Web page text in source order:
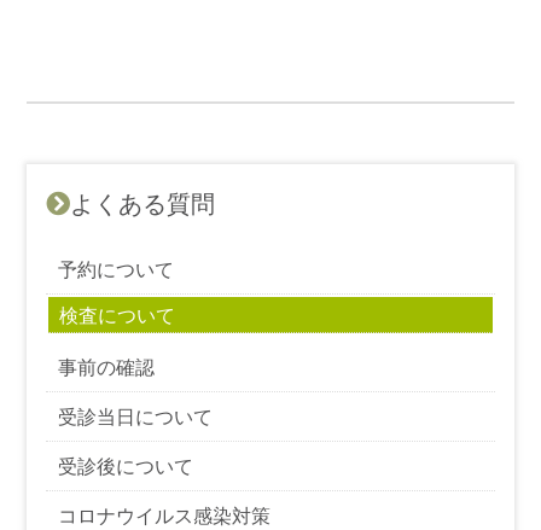
よくある質問
予約について
検査について
事前の確認
受診当日について
受診後について
コロナウイルス感染対策